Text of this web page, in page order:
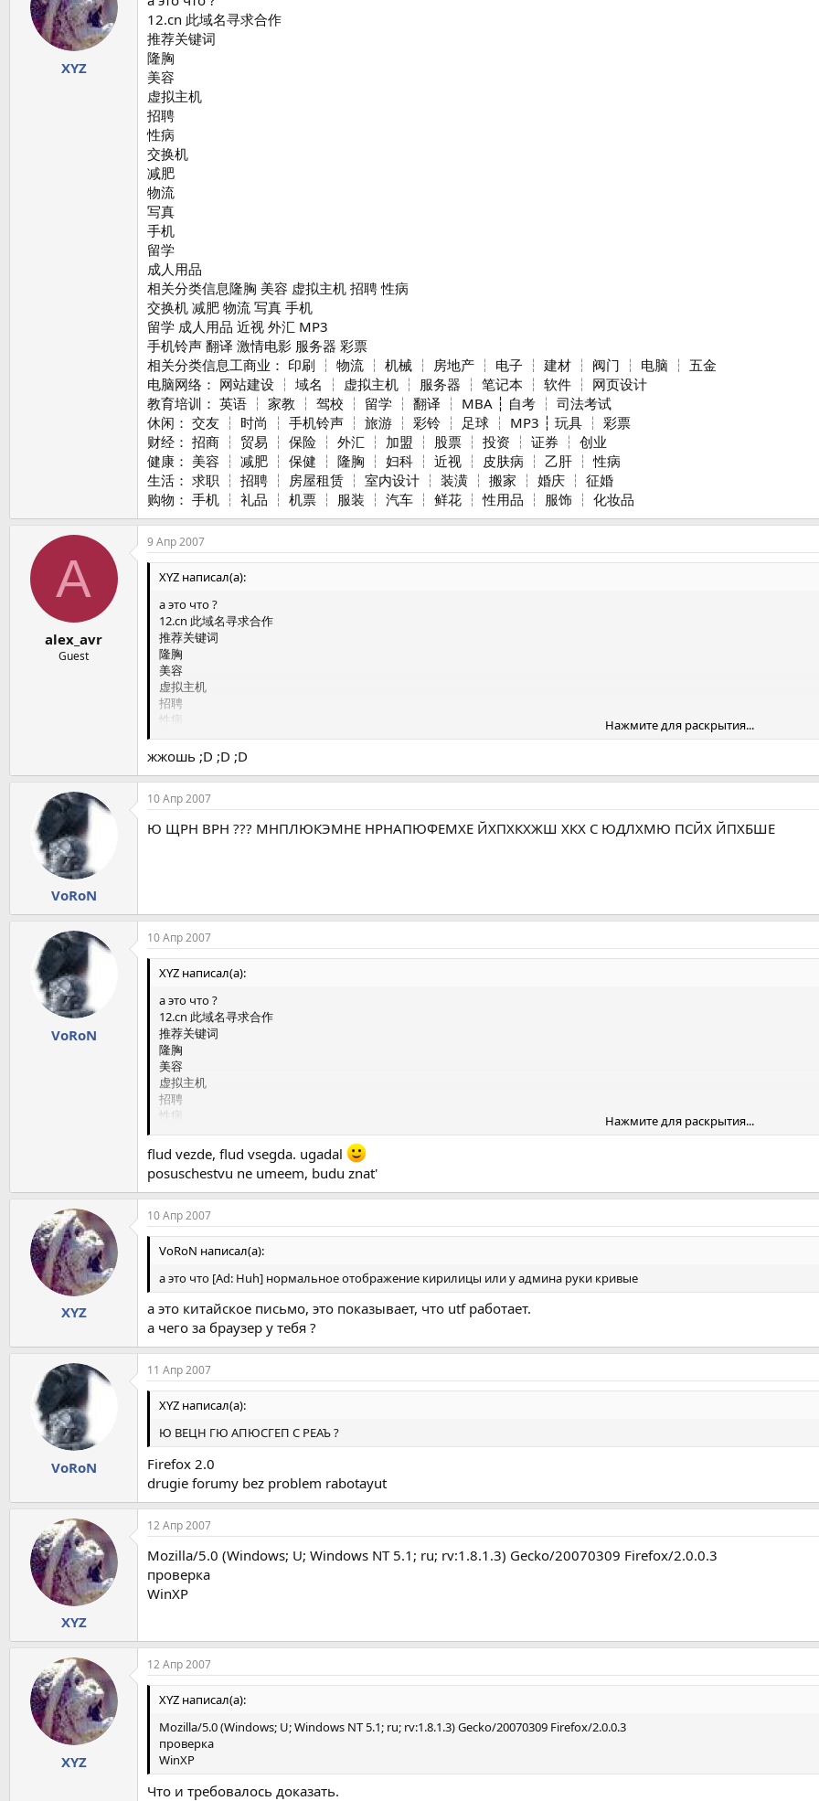
XYZ
12.cn 此域名寻求合作
推荐关键词
隆胸
美容
虚拟主机
招聘
性病
交换机
减肥
物流
写真
手机
留学
成人用品
相关分类信息隆胸 美容 虚拟主机 招聘 性病
交换机 减肥 物流 写真 手机
留学 成人用品 近视 外汇 MP3
手机铃声 翻译 激情电影 服务器 彩票
相关分类信息工商业： 印刷 ┆ 物流 ┆ 机械 ┆ 房地产 ┆ 电子 ┆ 建材 ┆ 阀门 ┆ 电脑 ┆ 五金
电脑网络： 网站建设 ┆ 域名 ┆ 虚拟主机 ┆ 服务器 ┆ 笔记本 ┆ 软件 ┆ 网页设计
教育培训： 英语 ┆ 家教 ┆ 驾校 ┆ 留学 ┆ 翻译 ┆ MBA ┆ 自考 ┆ 司法考试
休闲： 交友 ┆ 时尚 ┆ 手机铃声 ┆ 旅游 ┆ 彩铃 ┆ 足球 ┆ MP3 ┆ 玩具 ┆ 彩票
财经： 招商 ┆ 贸易 ┆ 保险 ┆ 外汇 ┆ 加盟 ┆ 股票 ┆ 投资 ┆ 证券 ┆ 创业
健康： 美容 ┆ 减肥 ┆ 保健 ┆ 隆胸 ┆ 妇科 ┆ 近视 ┆ 皮肤病 ┆ 乙肝 ┆ 性病
生活： 求职 ┆ 招聘 ┆ 房屋租赁 ┆ 室内设计 ┆ 装潢 ┆ 搬家 ┆ 婚庆 ┆ 征婚
购物： 手机 ┆ 礼品 ┆ 机票 ┆ 服装 ┆ 汽车 ┆ 鲜花 ┆ 性用品 ┆ 服饰 ┆ 化妆品
A
alex_avr
Guest
9 Апр 2007
XYZ написал(а):
а это что ?
12.cn 此域名寻求合作
推荐关键词
隆胸
美容
虚拟主机
招聘
性病
交换机
减肥
写真
手机
成人用品
相关分类信息工商业： 印刷 ┆ 物流 ┆ 机械 ┆ 房地产 ┆ 电子 ┆ 建材 ┆ 阀门 ┆ 电脑 ┆ 五金
电脑网络： 网站建设 ┆ 域名 ┆ 虚拟主机 ┆ 服务器 ┆ 笔记本 ┆ 软件 ┆ 网页设计
教育培训： 英语 ┆ 家教 ┆ 驾校 ┆ 留学 ┆ 翻译 ┆ MBA ┆ 自考 ┆ 司法考试
休闲： 交友 ┆ 时尚 ┆ 手机铃声 ┆ 旅游 ┆ 彩铃 ┆ 足球 ┆ MP3 ┆ 玩具 ┆ 彩票
财经： 招商 ┆ 贸易 ┆ 保险 ┆ 外汇 ┆ 加盟 ┆ 股票 ┆ 投资 ┆ 证券 ┆ 创业
健康： 美容 ┆ 减肥 ┆ 保健 ┆ 隆胸 ┆ 妇科 ┆ 近视 ┆ 皮肤病 ┆ 乙肝 ┆ 性病
生活： 求职 ┆ 招聘 ┆ 房屋租赁 ┆ 室内设计 ┆ 装潢 ┆ 搬家 ┆ 婚庆 ┆ 征婚
购物： 手机 ┆ 礼品 ┆ 机票 ┆ 服装 ┆ 汽车 ┆ 鲜花 ┆ 性用品 ┆ 服饰 ┆ 化妆品
Нажмите для раскрытия...
жжошь ;D ;D ;D
VoRoN
10 Апр 2007
Ю ЩРН ВРН ??? МНПЛЮКЭМНЕ НРНАПЮФЕМХЕ ЙХПХКХЖШ ХКХ С ЮДЛХМЮ ПСЙХ ЙПХБШЕ
VoRoN
10 Апр 2007
XYZ написал(а):
а это что ?
12.cn 此域名寻求合作
推荐关键词
隆胸
美容
虚拟主机
招聘
性病
交换机
减肥
写真
手机
留学
成人用品
相关分类信息隆胸 美容 虚拟主机 招聘 性病
留学 成人用品 近视 外汇 MP3
手机铃声 翻译 激情电影 服务器 彩票
相关分类信息工商业： 印刷 ┆ 物流 ┆ 机械 ┆ 房地产 ┆ 电子 ┆ 建材 ┆ 阀门 ┆ 电脑 ┆ 五金
电脑网络： 网站建设 ┆ 域名 ┆ 虚拟主机 ┆ 服务器 ┆ 笔记本 ┆ 软件 ┆ 网页设计
教育培训： 英语 ┆ 家教 ┆ 驾校 ┆ 留学 ┆ 翻译 ┆ MBA ┆ 自考 ┆ 司法考试
休闲： 交友 ┆ 时尚 ┆ 手机铃声 ┆ 旅游 ┆ 彩铃 ┆ 足球 ┆ MP3 ┆ 玩具 ┆ 彩票
财经： 招商 ┆ 贸易 ┆ 保险 ┆ 外汇 ┆ 加盟 ┆ 股票 ┆ 投资 ┆ 证券 ┆ 创业
健康： 美容 ┆ 减肥 ┆ 保健 ┆ 隆胸 ┆ 妇科 ┆ 近视 ┆ 皮肤病 ┆ 乙肝 ┆ 性病
生活： 求职 ┆ 招聘 ┆ 房屋租赁 ┆ 室内设计 ┆ 装潢 ┆ 搬家 ┆ 婚庆 ┆ 征婚
购物： 手机 ┆ 礼品 ┆ 机票 ┆ 服装 ┆ 汽车 ┆ 鲜花 ┆ 性用品 ┆ 服饰 ┆ 化妆品
Нажмите для раскрытия...
flud vezde, flud vsegda. ugadal
posuschestvu ne umeem, budu znat'
XYZ
10 Апр 2007
VоRoN написал(а):
а это что [Ad: Huh] нормальное отображение кирилицы или у админа руки кривые
а это китайское письмо, это показывает, что utf работает.
а чего за браузер у тебя ?
VoRoN
11 Апр 2007
XYZ написал(а):
Ю ВЕЦН ГЮ АПЮСГЕП С РЕАЪ ?
Firefox 2.0
drugie forumy bez problem rabotayut
XYZ
12 Апр 2007
Mozilla/5.0 (Windows; U; Windows NT 5.1; ru; rv:1.8.1.3) Gecko/20070309 Firefox/2.0.0.3
проверка
WinXP
XYZ
12 Апр 2007
XYZ написал(а):
Mozilla/5.0 (Windows; U; Windows NT 5.1; ru; rv:1.8.1.3) Gecko/20070309 Firefox/2.0.0.3
проверка
WinXP
Что и требовалось доказать.